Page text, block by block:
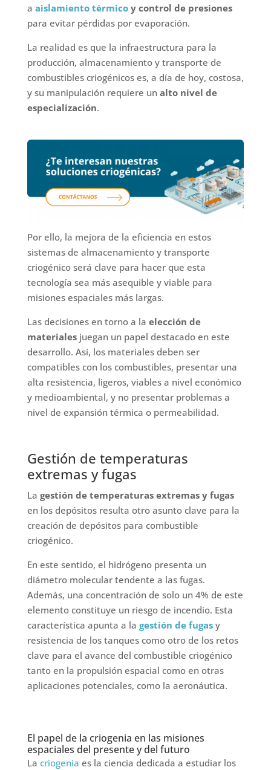
a aislamiento térmicoy control de presiones
para evitar pérdidas por evaporación.
La realidad es que la infraestructura para la
producción, almacenamiento y transporte de
combustibles criogénicos es, a día de hoy, costosa,
y su manipulación requiere un alto nivel de
especialización.
Por ello, la mejora de la eficiencia en estos
sistemas de almacenamiento y transporte
criogénico será clave para hacer que esta
tecnología sea más asequible y viable para
misiones espaciales más largas.
Las decisiones en torno a la elección de
materialesjuegan un papel destacado en este
desarrollo. Así, los materiales deben ser
compatibles con los combustibles, presentar una
alta resistencia, ligeros, viables a nivel económico
y medioambiental, y no presentar problemas a
nivel de expansión térmica o permeabilidad.
Gestión de temperaturas
extremas y fugas
La gestión de temperaturas extremas y fugas
en los depósitos resulta otro asunto clave para la
creación de depósitos para combustible
criogénico.
En este sentido, el hidrógeno presenta un
diámetro molecular tendente a las fugas.
Además, una concentración de solo un 4% de este
elemento constituye un riesgo de incendio. Esta
característica apunta a la gestión de fugasy
resistencia de los tanques como otro de los retos
clave para el avance del combustible criogénico
tanto en la propulsión espacial como en otras
aplicaciones potenciales, como la aeronáutica.
El papel de la criogenia en las misiones
espaciales del presente y del futuro
La criogenia es la ciencia dedicada a estudiar los